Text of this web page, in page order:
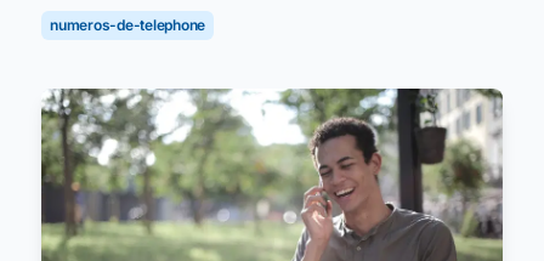
numeros-de-telephone